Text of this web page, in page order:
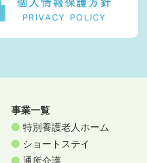
事業一覧
特別養護老人ホーム
ショートステイ
通所介護